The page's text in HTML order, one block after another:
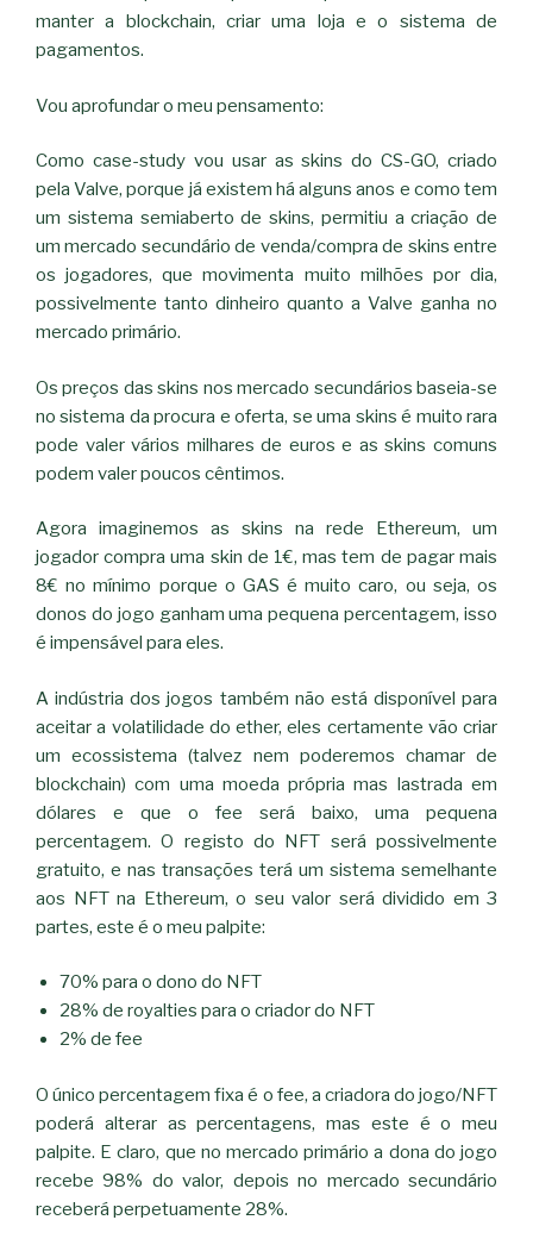
manter a blockchain, criar uma loja e o sistema de
pagamentos.
Vou aprofundar o meu pensamento:
Como case-study vou usar as skins do CS-GO, criado
pela Valve, porque já existem há alguns anos e como tem
um sistema semiaberto de skins, permitiu a criação de
um mercado secundário de venda/compra de skins entre
os jogadores, que movimenta muito milhões por dia,
possivelmente tanto dinheiro quanto a Valve ganha no
mercado primário.
Os preços das skins nos mercado secundários baseia-se
no sistema da procura e oferta, se uma skins é muito rara
pode valer vários milhares de euros e as skins comuns
podem valer poucos cêntimos.
Agora imaginemos as skins na rede Ethereum, um
jogador compra uma skin de 1€, mas tem de pagar mais
8€ no mínimo porque o GAS é muito caro, ou seja, os
donos do jogo ganham uma pequena percentagem, isso
é impensável para eles.
A indústria dos jogos também não está disponível para
aceitar a volatilidade do ether, eles certamente vão criar
um ecossistema (talvez nem poderemos chamar de
blockchain) com uma moeda própria mas lastrada em
dólares e que o fee será baixo, uma pequena
percentagem. O registo do NFT será possivelmente
gratuito, e nas transações terá um sistema semelhante
aos NFT na Ethereum, o seu valor será dividido em 3
partes, este é o meu palpite:
70% para o dono do NFT
28% de royalties para o criador do NFT
2% de fee
O único percentagem fixa é o fee, a criadora do jogo/NFT
poderá alterar as percentagens, mas este é o meu
palpite. E claro, que no mercado primário a dona do jogo
recebe 98% do valor, depois no mercado secundário
receberá perpetuamente 28%.